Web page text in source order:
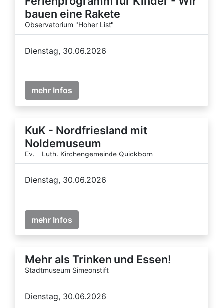
bauen eine Rakete
Observatorium "Hoher List"
Dienstag, 30.06.2026
mehr Infos
KuK - Nordfriesland mit
Noldemuseum
Ev. - Luth. Kirchengemeinde Quickborn
Dienstag, 30.06.2026
mehr Infos
Mehr als Trinken und Essen!
Stadtmuseum Simeonstift
Dienstag, 30.06.2026